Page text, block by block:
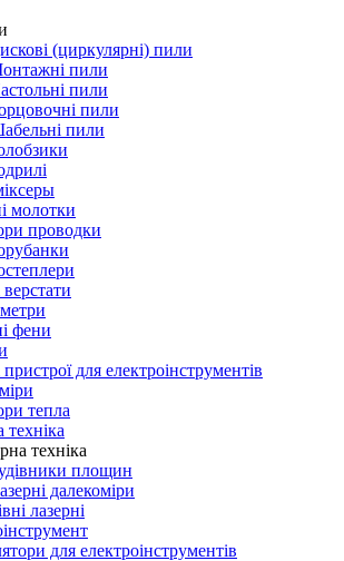
(циркулярні) пили
пили
пили
пили
пили
молотки
проводки
верстати
фени
пристрої для електроінструментів
тепла
техніка
техніка
площин
далекоміри
лазерні
для електроінструментів